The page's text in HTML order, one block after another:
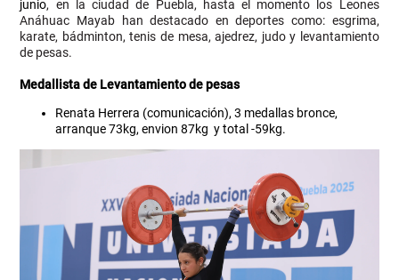
junio, en la ciudad de Puebla, hasta el momento los Leones
Anáhuac Mayab han destacado en deportes como: esgrima,
karate, bádminton, tenis de mesa, ajedrez, judo y levantamiento
de pesas.
Medallista de Levantamiento de pesas
Renata Herrera (comunicación), 3 medallas bronce,
arranque 73kg, envion 87kg y total -59kg.